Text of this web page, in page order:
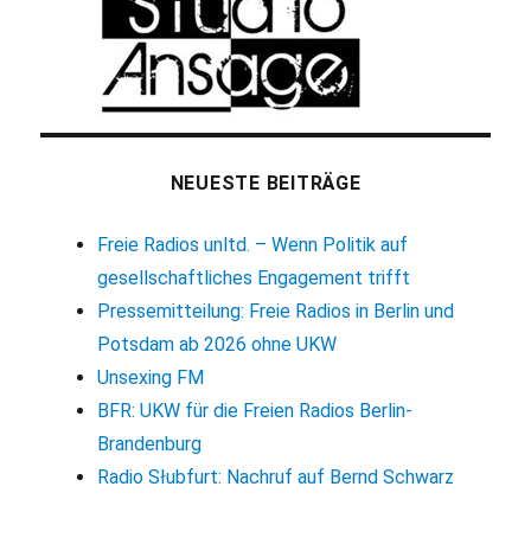
NEUESTE BEITRÄGE
Freie Radios unltd. – Wenn Politik auf
gesellschaftliches Engagement trifft
Pressemitteilung: Freie Radios in Berlin und
Potsdam ab 2026 ohne UKW
Unsexing FM
BFR: UKW für die Freien Radios Berlin-
Brandenburg
Radio Słubfurt: Nachruf auf Bernd Schwarz